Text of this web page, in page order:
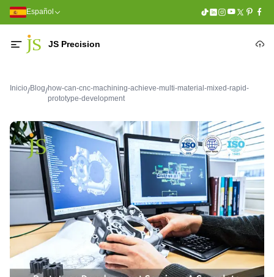
Español
JS Precision
Inicio/Blog/how-can-cnc-machining-achieve-multi-material-mixed-rapid-
prototype-development